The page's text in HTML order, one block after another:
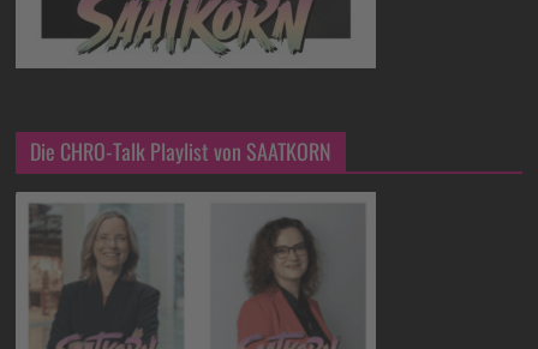
Die CHRO-Talk Playlist von SAATKORN